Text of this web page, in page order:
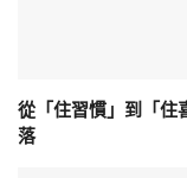
從「住習慣」到「住
落